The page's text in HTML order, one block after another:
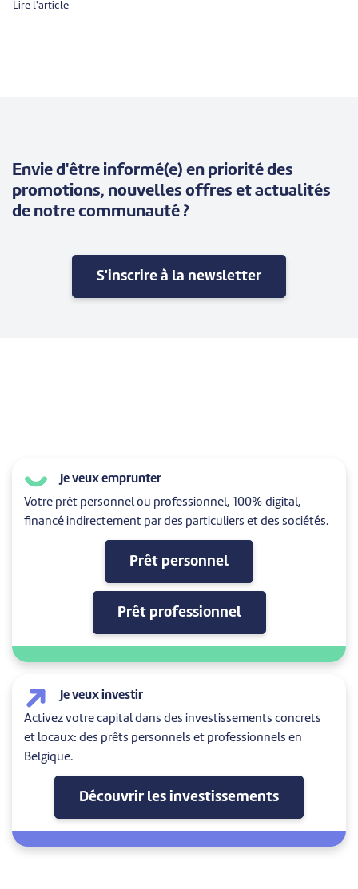
Lire l'article
Envie d'être informé(e) en priorité des
promotions, nouvelles offres et actualités
de notre communauté ?
S'inscrire à la newsletter
Je veux emprunter
Votre prêt personnel ou professionnel, 100% digital,
financé indirectement par des particuliers et des sociétés.
Prêt personnel
Prêt professionnel
Je veux investir
Activez votre capital dans des investissements concrets
et locaux: des prêts personnels et professionnels en
Belgique.
Découvrir les investissements